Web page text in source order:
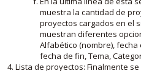
muestra la cantidad de
proyectos cargados en el
muestran diferentes
Alfabético (nombre),
fecha de fin, Tema,
Lista de proyectos: Finalmente